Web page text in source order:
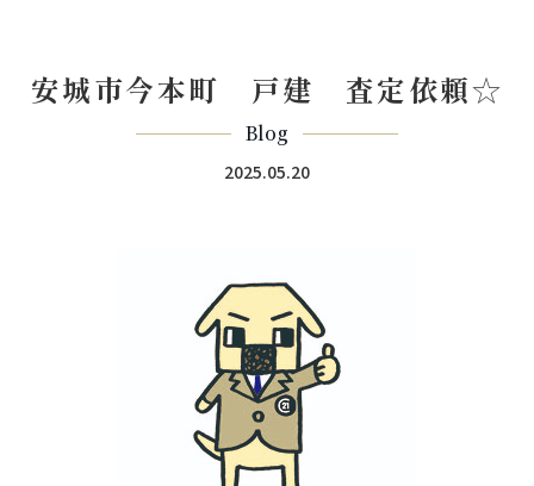
安城市今本町 戸建 査定依頼☆
Blog
2025.05.20